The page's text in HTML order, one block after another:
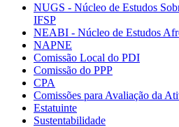
NUGS - Núcleo de Estudos
IFSP
NEABI - Núcleo de Estudos
NAPNE
Comissão Local do PDI
Comissão do PPP
CPA
Comissões para Avaliação da
Estatuinte
Sustentabilidade